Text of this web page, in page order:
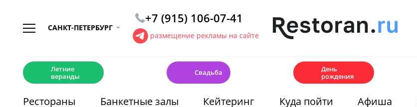
САНКТ-ПЕТЕРБУРГ
+7 (915) 106-07-41
размещение рекламы на сайте
Летние
веранды
Свадьба
День
рождения
Рестораны Банкетные залы Кейтеринг Куда пойти Афиша